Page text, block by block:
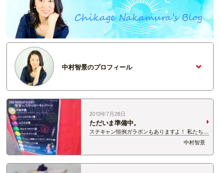
中村智景のプロフィール
2013年7月28日
ただいま準備中。
ステキャン恒例ガラポンもありますよ！ 私たちの
おすすめアイテムもご用意しました！ 私からは目
元ケアアイテム、ひとみんからはきれいになれる
シャワーをプレゼント！ 会場で待ってます！
中村智景